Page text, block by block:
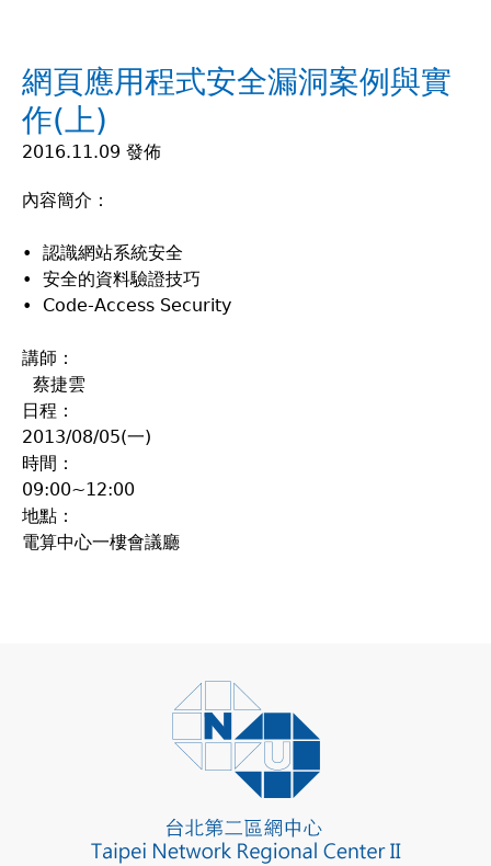
這
裡
網頁應用程式安全漏洞案例與實
作(上)
2016.11.09 發佈
內容簡介：
• 認識網站系統安全
• 安全的資料驗證技巧
• Code-Access Security
講師：
蔡捷雲
日程：
2013/08/05(一)
時間：
09:00~12:00
地點：
電算中心一樓會議廳